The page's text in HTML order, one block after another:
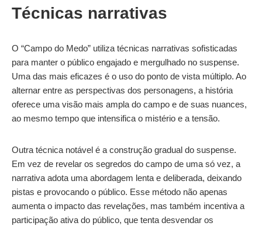
Técnicas narrativas
O “Campo do Medo” utiliza técnicas narrativas sofisticadas
para manter o público engajado e mergulhado no suspense.
Uma das mais eficazes é o uso do ponto de vista múltiplo. Ao
alternar entre as perspectivas dos personagens, a história
oferece uma visão mais ampla do campo e de suas nuances,
ao mesmo tempo que intensifica o mistério e a tensão.
Outra técnica notável é a construção gradual do suspense.
Em vez de revelar os segredos do campo de uma só vez, a
narrativa adota uma abordagem lenta e deliberada, deixando
pistas e provocando o público. Esse método não apenas
aumenta o impacto das revelações, mas também incentiva a
participação ativa do público, que tenta desvendar os